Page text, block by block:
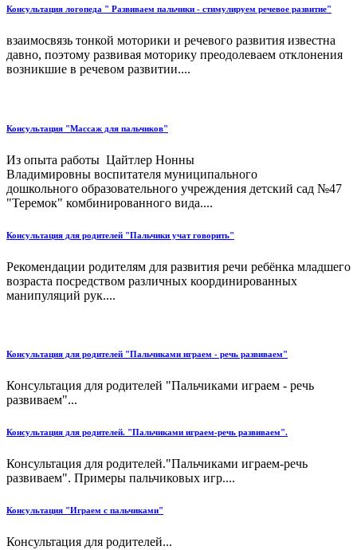
Консультация логопеда " Развиваем пальчики - стимулируем речевое развитие"
взаимосвязь тонкой моторики и речевого развития известна
давно, поэтому развивая моторику преодолеваем отклонения
возникшие в речевом развитии....
Консультация "Массаж для пальчиков"
Из опыта работы Цайтлер Нонны
Владимировны воспитателя муниципального
дошкольного образовательного учреждения детский сад №47
"Теремок" комбинированного вида....
Консультация для родителей "Пальчики учат говорить"
Рекомендации родителям для развития речи ребёнка младшего
возраста посредством различных координированных
манипуляций рук....
Консультация для родителей "Пальчиками играем - речь развиваем"
Консультация для родителей "Пальчиками играем - речь
развиваем"...
Консультация для родителей. "Пальчиками играем-речь развиваем".
Консультация для родителей."Пальчиками играем-речь
развиваем". Примеры пальчиковых игр....
Консультация "Играем с пальчиками"
Консультация для родителей...